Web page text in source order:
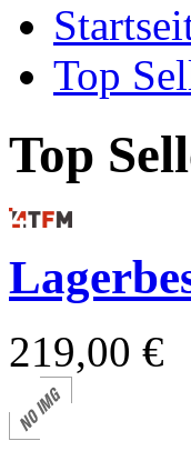
Top
Top
219,00 €